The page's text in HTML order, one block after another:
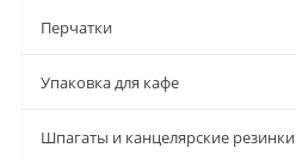
Перчатки
Упаковка для кафе
Шпагаты и канцелярские резинки